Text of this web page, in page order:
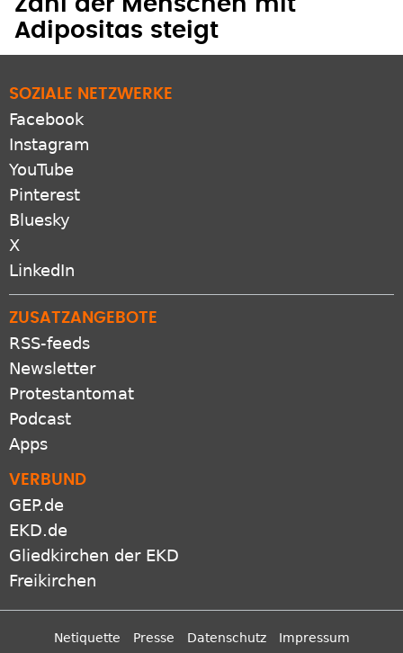
Adipositas steigt
Facebook
Instagram
YouTube
Pinterest
Bluesky
X
LinkedIn
RSS-feeds
Newsletter
Protestantomat
Podcast
Apps
GEP.de
EKD.de
Gliedkirchen der EKD
Freikirchen